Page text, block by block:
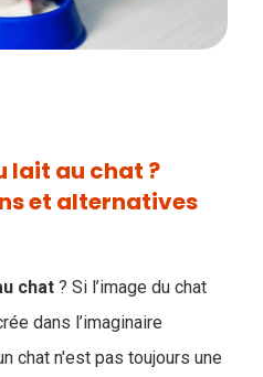
lait au chat ?
et alternatives
chat ? Si l’image du chat
dans l’imaginaire
chat n'est pas toujours une